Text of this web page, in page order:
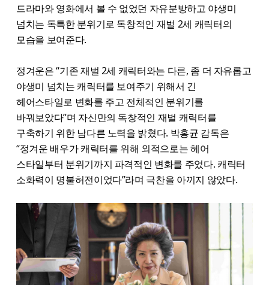
드라마와 영화에서 볼 수 없었던 자유분방하고 야생미
넘치는 독특한 분위기로 독창적인 재벌 2세 캐릭터의
모습을 보여준다.
정겨운은 “기존 재벌 2세 캐릭터와는 다른, 좀 더 자유롭고
야생미 넘치는 캐릭터를 보여주기 위해서 긴
헤어스타일로 변화를 주고 전체적인 분위기를
바꿔보았다”며 자신만의 독창적인 재벌 캐릭터를
구축하기 위한 남다른 노력을 밝혔다. 박홍균 감독은
“정겨운 배우가 캐릭터를 위해 외적으로는 헤어
스타일부터 분위기까지 파격적인 변화를 주었다. 캐릭터
소화력이 명불허전이었다”라며 극찬을 아끼지 않았다.